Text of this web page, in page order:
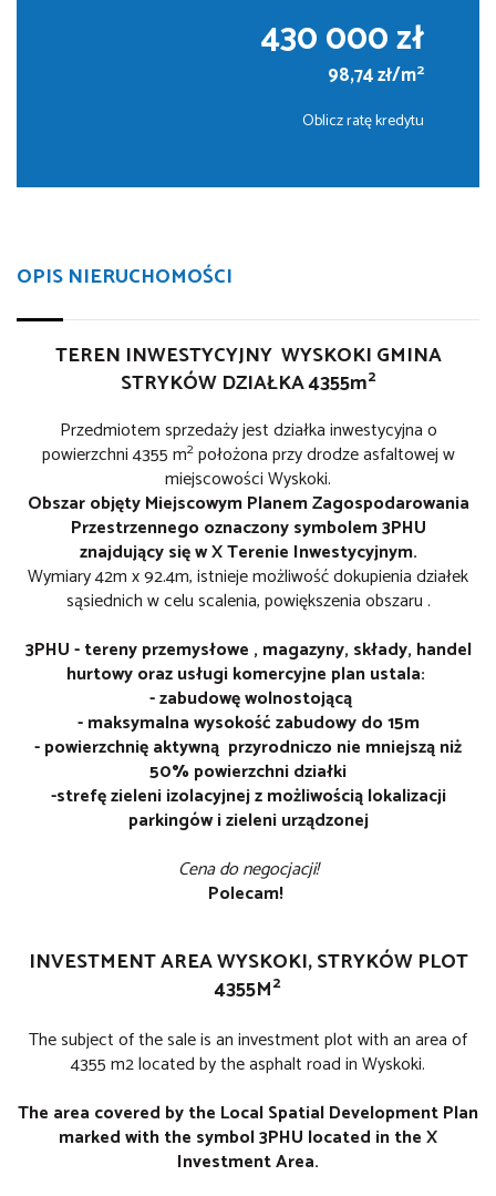
430 000 zł
98,74 zł/m2
Oblicz ratę kredytu
OPIS NIERUCHOMOŚCI
TEREN INWESTYCYJNY WYSKOKI GMINA
STRYKÓW DZIAŁKA 4355m2
Przedmiotem sprzedaży jest działka inwestycyjna o
powierzchni 4355 m2położona przy drodze asfaltowej w
miejscowości Wyskoki.
Obszar objęty Miejscowym Planem Zagospodarowania
Przestrzennego oznaczony symbolem 3PHU
znajdujący się w X Terenie Inwestycyjnym.
Wymiary 42m x 92.4m, istnieje możliwość dokupienia działek
sąsiednich w celu scalenia, powiększenia obszaru .
3PHU - tereny przemysłowe , magazyny, składy, handel
hurtowy oraz usługi komercyjne plan ustala:
- zabudowę wolnostojącą
- maksymalna wysokość zabudowy do 15m
- powierzchnię aktywną przyrodniczo nie mniejszą niż
50% powierzchni działki
-strefę zieleni izolacyjnej z możliwością lokalizacji
parkingów i zieleni urządzonej
Cena do negocjacji!
Polecam!
INVESTMENT AREA WYSKOKI, STRYKÓW PLOT
4355M2
The subject of the sale is an investment plot with an area of
4355 m2 located by the asphalt road in Wyskoki.
The area covered by the Local Spatial Development Plan
marked with the symbol 3PHU located in the X
Investment Area.